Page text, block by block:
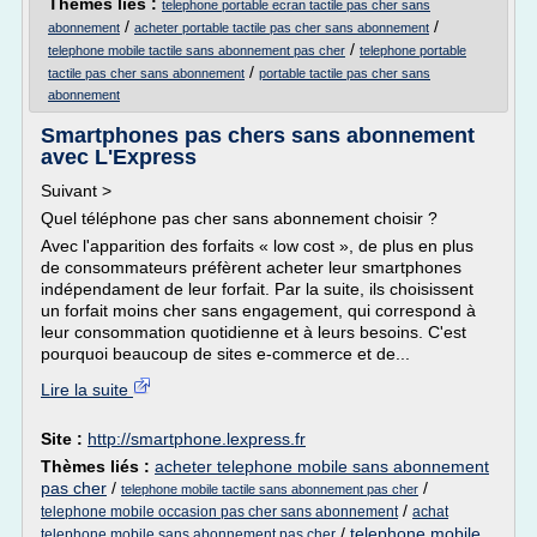
telephone portable ecran tactile pas cher sans
abonnement / acheter portable tactile pas cher sans abonnement /
telephone mobile tactile sans abonnement pas cher / telephone portable
tactile pas cher sans abonnement / portable tactile pas cher sans
abonnement
Smartphones pas chers sans abonnement
avec L'Express
Suivant >
Quel téléphone pas cher sans abonnement choisir ?
Avec l'apparition des forfaits « low cost », de plus en plus
de consommateurs préfèrent acheter leur smartphones
indépendament de leur forfait. Par la suite, ils choisissent
un forfait moins cher sans engagement, qui correspond à
leur consommation quotidienne et à leurs besoins. C'est
pourquoi beaucoup de sites e-commerce et de...
Lire la suite
Site : http://smartphone.lexpress.fr
Thèmes liés : acheter telephone mobile sans abonnement
pas cher / telephone mobile tactile sans abonnement pas cher /
telephone mobile occasion pas cher sans abonnement/ achat